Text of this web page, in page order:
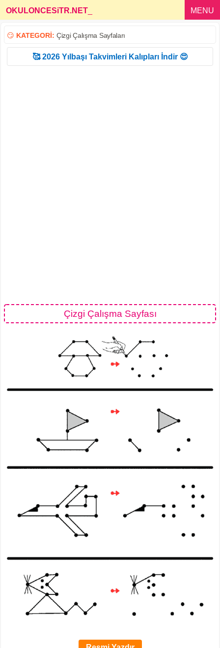
OKULONCESiTR.NET MENU
😏 KATEGORİ: Çizgi Çalışma Sayfaları
🥰 2026 Yılbaşı Takvimleri Kalıpları İndir 😍
Çizgi Çalışma Sayfası